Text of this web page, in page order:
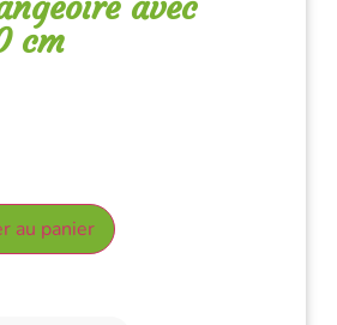
cm
au panier